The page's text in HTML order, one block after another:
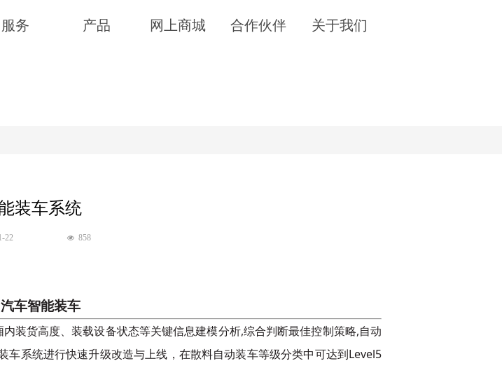
服务 产品 网上商城 合作伙伴 关于我们
汽车智能装车
装货高度、装载设备状态等关键信息建模分析,综合判断最佳控制策略,自动
系统进行快速升级改造与上线，在散料自动装车等级分类中可达到Level5
装车系统
22 넶 858